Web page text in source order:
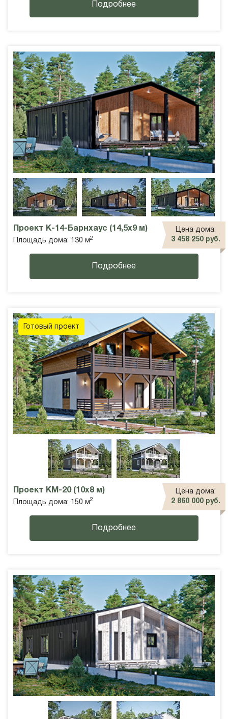
Подробнее
Проект К-14-Барнхаус (14,5х9 м)
Площадь дома: 130 м2
Цена дома:
3 458 250 руб.
Подробнее
Готовый проект
Проект КМ-20 (10х8 м)
Площадь дома: 150 м2
Цена дома:
2 860 000 руб.
Подробнее